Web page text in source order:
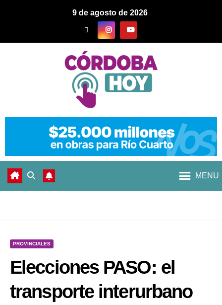
9 de agosto de 2026
MENU
PROVINCIALES
Elecciones PASO: el
transporte interurbano